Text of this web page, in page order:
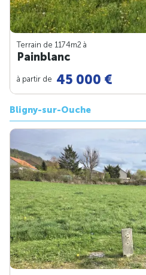
Terrain de 1174m2 à
Painblanc
à partir de 45 000 €
Bligny-sur-Ouche